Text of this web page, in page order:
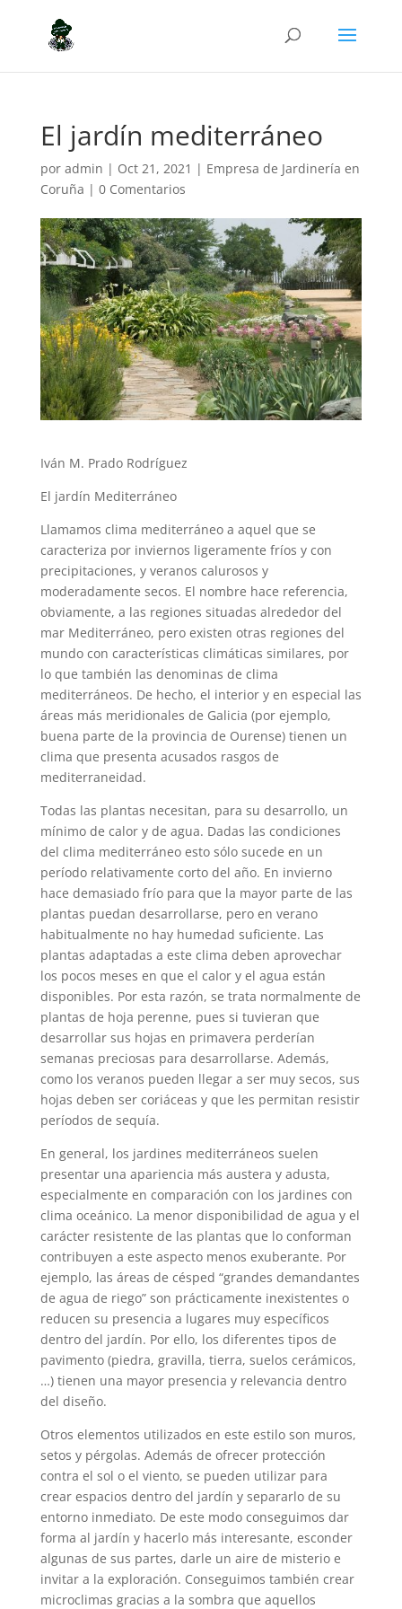
El jardín mediterráneo
por admin | Oct 21, 2021 | Empresa de Jardinería en
Coruña | 0 Comentarios
Iván M. Prado Rodríguez
El jardín Mediterráneo
Llamamos clima mediterráneo a aquel que se
caracteriza por inviernos ligeramente fríos y con
precipitaciones, y veranos calurosos y
moderadamente secos. El nombre hace referencia,
obviamente, a las regiones situadas alrededor del
mar Mediterráneo, pero existen otras regiones del
mundo con características climáticas similares, por
lo que también las denominas de clima
mediterráneos. De hecho, el interior y en especial las
áreas más meridionales de Galicia (por ejemplo,
buena parte de la provincia de Ourense) tienen un
clima que presenta acusados rasgos de
mediterraneidad.
Todas las plantas necesitan, para su desarrollo, un
mínimo de calor y de agua. Dadas las condiciones
del clima mediterráneo esto sólo sucede en un
período relativamente corto del año. En invierno
hace demasiado frío para que la mayor parte de las
plantas puedan desarrollarse, pero en verano
habitualmente no hay humedad suficiente. Las
plantas adaptadas a este clima deben aprovechar
los pocos meses en que el calor y el agua están
disponibles. Por esta razón, se trata normalmente de
plantas de hoja perenne, pues si tuvieran que
desarrollar sus hojas en primavera perderían
semanas preciosas para desarrollarse. Además,
como los veranos pueden llegar a ser muy secos, sus
hojas deben ser coriáceas y que les permitan resistir
períodos de sequía.
En general, los jardines mediterráneos suelen
presentar una apariencia más austera y adusta,
especialmente en comparación con los jardines con
clima oceánico. La menor disponibilidad de agua y el
carácter resistente de las plantas que lo conforman
contribuyen a este aspecto menos exuberante. Por
ejemplo, las áreas de césped “grandes demandantes
de agua de riego” son prácticamente inexistentes o
reducen su presencia a lugares muy específicos
dentro del jardín. Por ello, los diferentes tipos de
pavimento (piedra, gravilla, tierra, suelos cerámicos,
…) tienen una mayor presencia y relevancia dentro
del diseño.
Otros elementos utilizados en este estilo son muros,
setos y pérgolas. Además de ofrecer protección
contra el sol o el viento, se pueden utilizar para
crear espacios dentro del jardín y separarlo de su
entorno inmediato. De este modo conseguimos dar
forma al jardín y hacerlo más interesante, esconder
algunas de sus partes, darle un aire de misterio e
invitar a la exploración. Conseguimos también crear
microclimas gracias a la sombra que aquellos